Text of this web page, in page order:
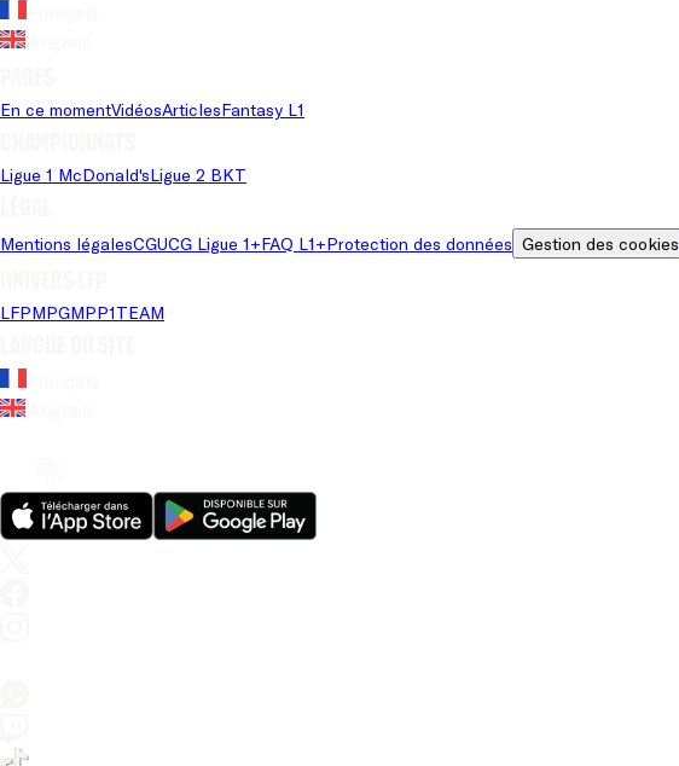
En ce momentVidéosArticlesFantasy L1
Ligue 1 McDonald'sLigue 2 BKT
Mentions légalesCGUCG Ligue 1+FAQ L1+Protection des données Gestion des cookies
LFPMPGMPP1TEAM